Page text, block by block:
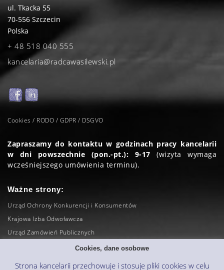
ul. Tkacka 55
70-556 Szczecin
Polska
+ 48 518 040 555
kancelaria@radcawasilewski.pl
Cookies / RODO / GDPR / DSGVO
Zapraszamy do kontaktu w godzinach pracy kancelarii
w dni powszechnie (pon.-pt.): 9-17 (wizyta wymaga
wcześniejszego umówienia terminu).
Ważne strony:
Urząd Ochrony Konkurencji i Konsumentów
Krajowa Izba Odwoławcza
Urząd Zamówień Publicznych
Cookies, dane osobowe
Strona kancelarii przechowuje i stosuje pliki cookies w celu